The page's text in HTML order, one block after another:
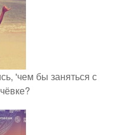
'чем бы заняться с